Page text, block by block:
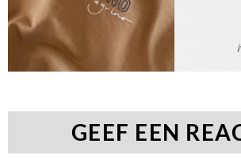
GEEF EEN